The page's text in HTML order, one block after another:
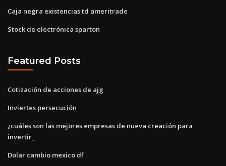
Caja negra existencias td ameritrade
Stock de electrónica sparton
Featured Posts
Cotización de acciones de ajg
Inviertes persecución
¿cuáles son las mejores empresas de nueva creación para
invertir_
Dolar cambio mexico df